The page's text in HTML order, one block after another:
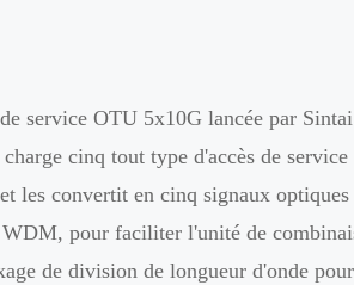
service OTU 5x10G lancée par
cinq tout type d'accès de
les convertit en cinq signaux
WDM, pour faciliter l'unité de
de division de longueur d'onde